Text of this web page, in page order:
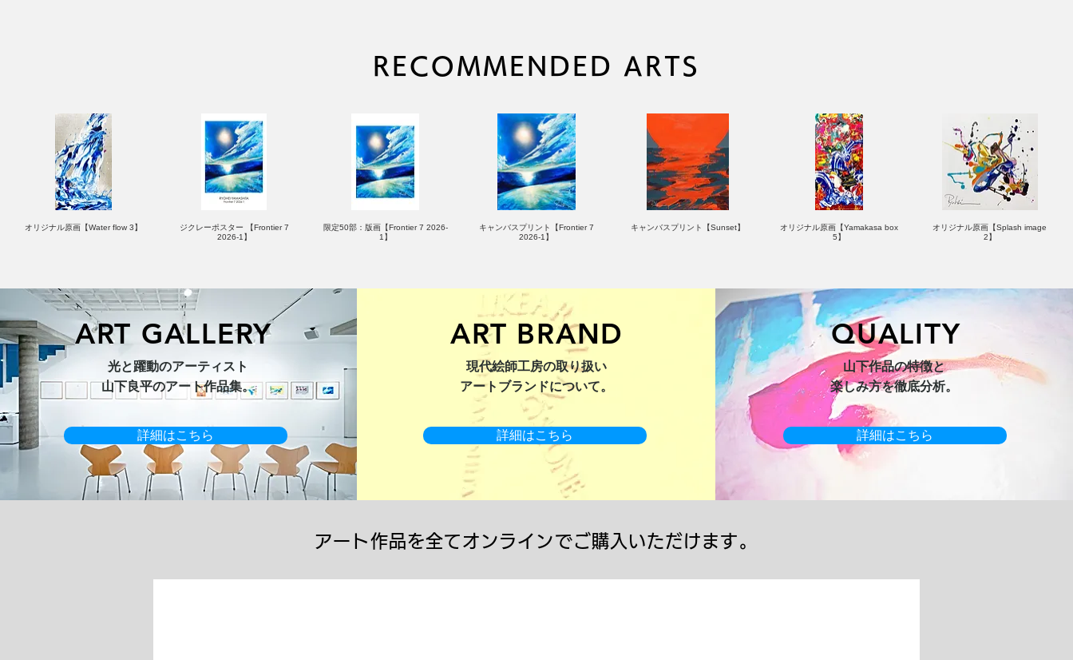
RECOMMENDED ARTS
オリジナル原画【Water flow 3】
ジクレーポスター 【Frontier 7
2026-1】
限定50部：版画【Frontier 7 2026-
1】
キャンバスプリント【Frontier 7
2026-1】
キャンバスプリント【Sunset】
オリジナル原画【Yamakasa box
5】
オリジナル原画【Splash image
2】
オリジナル原画【Splash image
3（digital）】
キャンバスプリント【Yamakasa
5】
限定50部：版画【Renjishi 3】
キャンバスプリント【Horizon
2026-1】
オリジナル原画【Yamakasa box】
オリジナル原画【Horizon 2026-
1】
ART GALLERY
光と躍動のアーティスト​
​山下良平のアート作品集。
詳細はこちら
ART BRAND
現代絵師工房の取り扱い
アートブランドについて。
詳細はこちら
QUALITY
山下作品の特徴と
楽しみ方を徹底分析。
詳細はこちら
アート作品を全てオンラインでご購入いただけます。